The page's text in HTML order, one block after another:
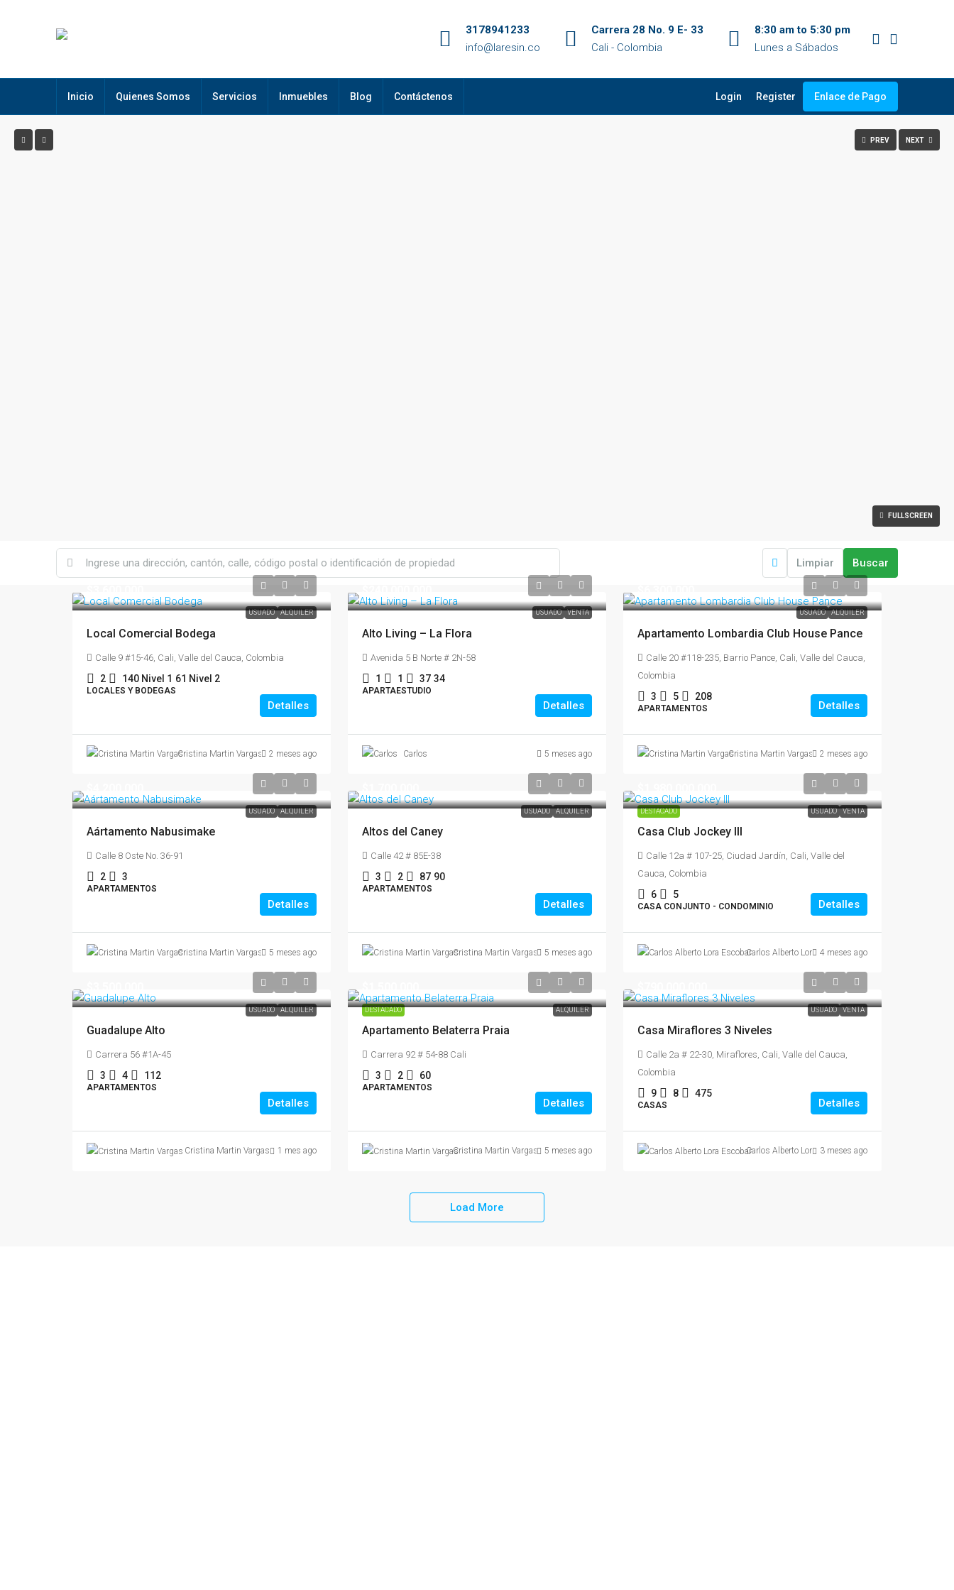
3178941233
info@laresin.co
Carrera 28 No. 9 E- 33
Cali - Colombia
8:30 am to 5:30 pm
Lunes a Sábados
Inicio Quienes Somos Servicios Inmuebles Blog Contáctenos Login Register Enlace de Pago
PREV NEXT
FULLSCREEN
Limpiar Buscar
USUADO ALQUILER
Local Comercial Bodega
Calle 9 #15-46, Cali, Valle del Cauca, Colombia
2 140 Nivel 1 61 Nivel 2
LOCALES Y BODEGAS
Detalles
Cristina Martin Vargas 2 meses ago
USUADO VENTA
Alto Living – La Flora
Avenida 5 B Norte # 2N-58
1 1 37 34
APARTAESTUDIO
Detalles
Carlos 5 meses ago
USUADO ALQUILER
Apartamento Lombardia Club House Pance
Calle 20 #118-235, Barrio Pance, Cali, Valle del Cauca,
Colombia
3 5 208
APARTAMENTOS Detalles
Cristina Martin Vargas 2 meses ago
USUADO ALQUILER
Aártamento Nabusimake
Calle 8 Oste No. 36-91
2 3
APARTAMENTOS
Detalles
Cristina Martin Vargas 5 meses ago
USUADO ALQUILER
Altos del Caney
Calle 42 # 85E-38
3 2 87 90
APARTAMENTOS
Detalles
Cristina Martin Vargas 5 meses ago
DESTACADO USUADO VENTA
Casa Club Jockey III
Calle 12a # 107-25, Ciudad Jardín, Cali, Valle del
Cauca, Colombia
6 5
CASA CONJUNTO - CONDOMINIO Detalles
Carlos Alberto Lora Escobar
4 meses ago
USUADO ALQUILER
Guadalupe Alto
Carrera 56 #1A-45
3 4 112
APARTAMENTOS
Detalles
Cristina Martin Vargas 1 mes ago
DESTACADO ALQUILER
Apartamento Belaterra Praia
Carrera 92 # 54-88 Cali
3 2 60
APARTAMENTOS
Detalles
Cristina Martin Vargas 5 meses ago
USUADO VENTA
Casa Miraflores 3 Niveles
Calle 2a # 22-30, Miraflores, Cali, Valle del Cauca,
Colombia
9 8 475
CASAS Detalles
Carlos Alberto Lora Escobar
3 meses ago
Load More